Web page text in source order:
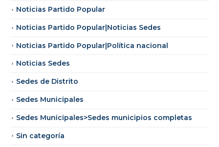
Noticias Partido Popular
Noticias Partido Popular|Noticias Sedes
Noticias Partido Popular|Política nacional
Noticias Sedes
Sedes de Distrito
Sedes Municipales
Sedes Municipales>Sedes municipios completas
Sin categoría